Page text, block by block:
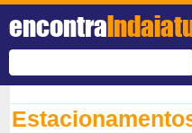
encontra